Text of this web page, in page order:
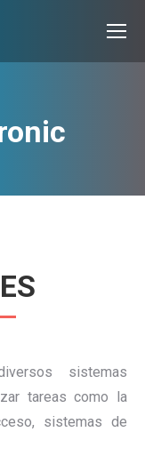
sistemas
tareas como la
sistemas de